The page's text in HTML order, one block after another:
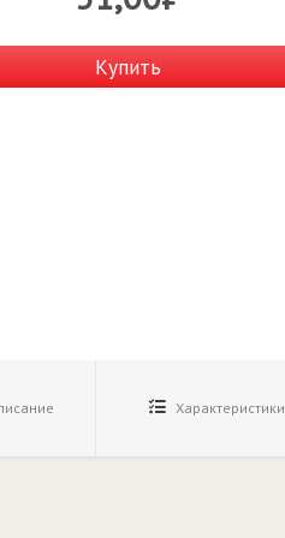
Купить
Характеристики